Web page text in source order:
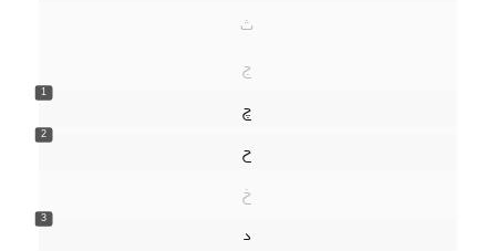
ث
ج
1
چ
2
ح
خ
3
د